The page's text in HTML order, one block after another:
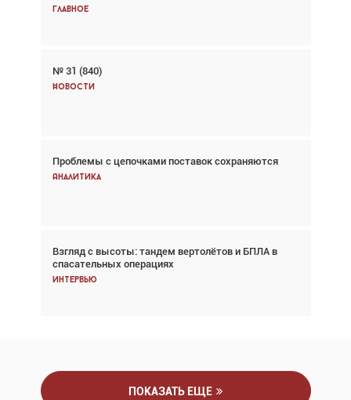
Главное
№ 31 (840)
Новости
Проблемы с цепочками поставок сохраняются
Аналитика
Взгляд с высоты: тандем вертолётов и БПЛА в
спасательных операциях
Интервью
Главное
Авиационный фотограф Дэйв Кох: «Фотография
говорит сама за себя... а ИИ всё портит»
Впервые с 2024 года глобальный трафик
снижается три недели подряд
Частный самолёт – это актив. Подходите к
покупке соответствующим образом
Интервью
ПОКАЗАТЬ ЕЩЕ